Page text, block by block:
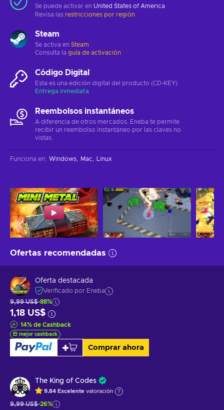
Se puede activar en United States of America
Revisa las restricciones por región
Steam
Se activa en Steam
Consulta la guía de activación
Código Digital
Esta es una edición digital del producto (CD-KEY)
Entrega inmediata
Reembolsos instantáneos
A diferencia de otros mercados, Eneba te permite
recibir un reembolso instantáneo por las claves no
vistas.
Funciona en: Windows Mac Linux
Ofertas recomendadas
Oferta destacada
Verificado por Eneba
9,99 US$-88%
1,18 US$
14% de Cashback
El mejor cashback
Comprar ahora
The King of Codes
9.84 Excelente valoración
9,99 US$-26%